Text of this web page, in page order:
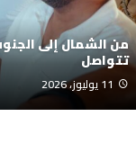
من الشمال إلى
تتواصل
11 يوليوز، 2026